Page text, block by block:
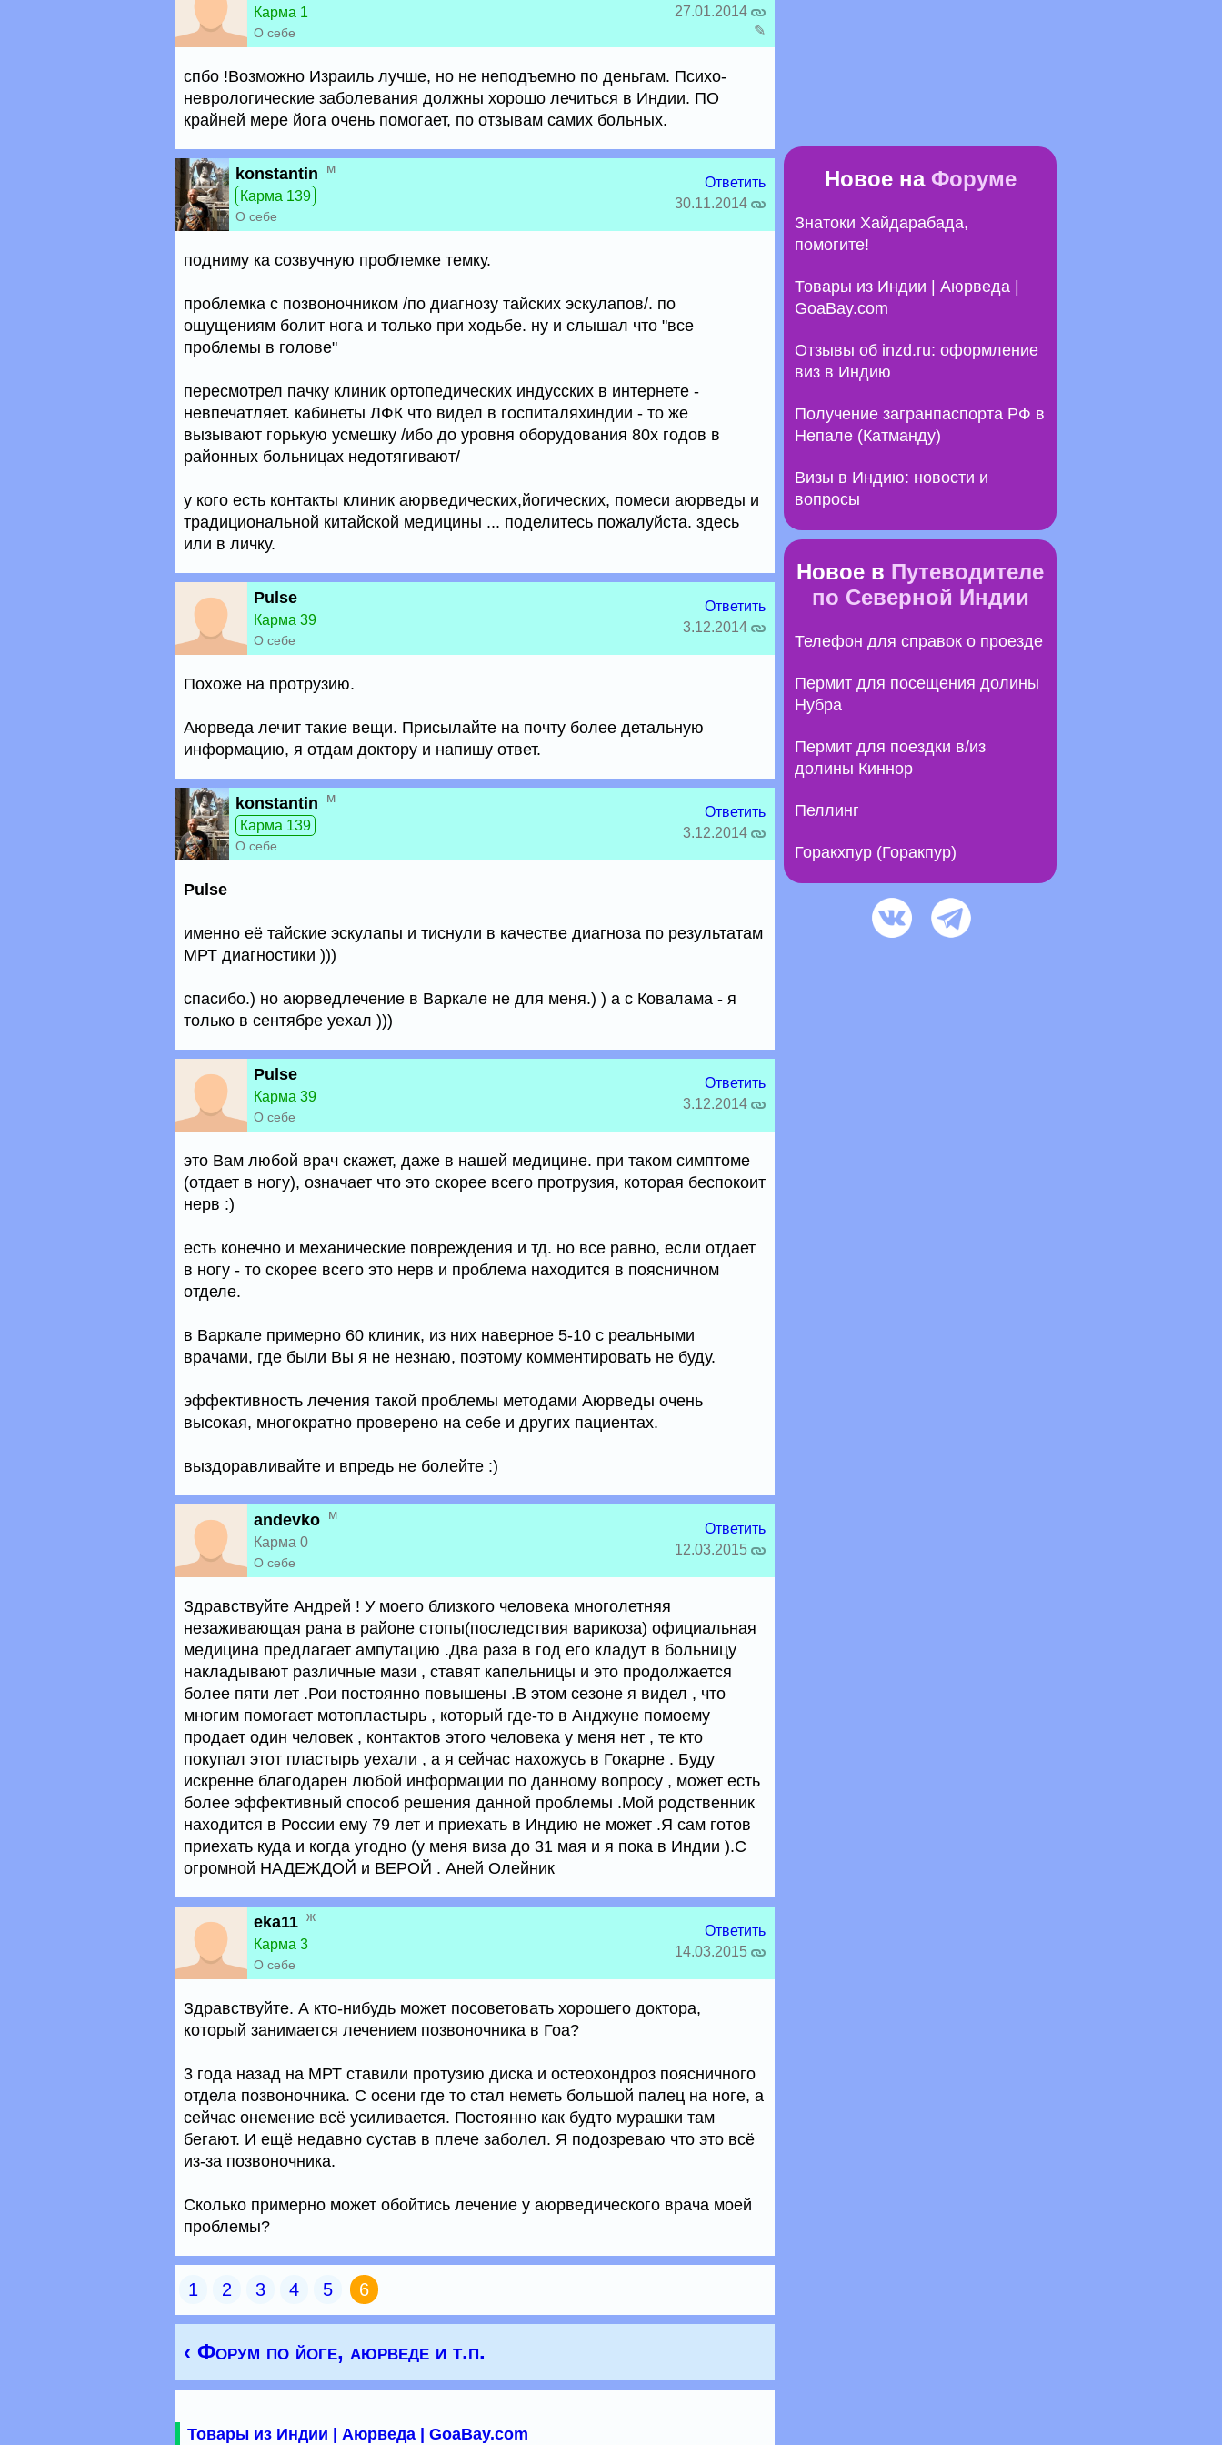
Карма 1
О себе
27.01.2014
✎
спбо !Возможно Израиль лучше, но не неподъемно по деньгам. Психо-
неврологические заболевания должны хорошо лечиться в Индии. ПО
крайней мере йога очень помогает, по отзывам самих больных.
konstantin
м
Карма 139
О себе
Ответить
30.11.2014
подниму ка созвучную проблемке темку.
проблемка с позвоночником /по диагнозу тайских эскулапов/. по
ощущениям болит нога и только при ходьбе. ну и слышал что "все
проблемы в голове"
пересмотрел пачку клиник ортопедических индусских в интернете -
невпечатляет. кабинеты ЛФК что видел в госпиталяхиндии - то же
вызывают горькую усмешку /ибо до уровня оборудования 80х годов в
районных больницах недотягивают/
у кого есть контакты клиник аюрведических,йогических, помеси аюрведы и
традициональной китайской медицины ... поделитесь пожалуйста. здесь
или в личку.
Pulse
Карма 39
О себе
Ответить
3.12.2014
Похоже на протрузию.
Аюрведа лечит такие вещи. Присылайте на почту более детальную
информацию, я отдам доктору и напишу ответ.
konstantin
м
Карма 139
О себе
Ответить
3.12.2014
Pulse
именно её тайские эскулапы и тиснули в качестве диагноза по результатам
МРТ диагностики )))
спасибо.) но аюрведлечение в Варкале не для меня.) ) а с Ковалама - я
только в сентябре уехал )))
Pulse
Карма 39
О себе
Ответить
3.12.2014
это Вам любой врач скажет, даже в нашей медицине. при таком симптоме
(отдает в ногу), означает что это скорее всего протрузия, которая беспокоит
нерв :)
есть конечно и механические повреждения и тд. но все равно, если отдает
в ногу - то скорее всего это нерв и проблема находится в поясничном
отделе.
в Варкале примерно 60 клиник, из них наверное 5-10 с реальными
врачами, где были Вы я не незнаю, поэтому комментировать не буду.
эффективность лечения такой проблемы методами Аюрведы очень
высокая, многократно проверено на себе и других пациентах.
выздоравливайте и впредь не болейте :)
andevko м
Карма 0
О себе
Ответить
12.03.2015
Здравствуйте Андрей ! У моего близкого человека многолетняя
незаживающая рана в районе стопы(последствия варикоза) официальная
медицина предлагает ампутацию .Два раза в год его кладут в больницу
накладывают различные мази , ставят капельницы и это продолжается
более пяти лет .Рои постоянно повышены .В этом сезоне я видел , что
многим помогает мотопластырь , который где-то в Анджуне помоему
продает один человек , контактов этого человека у меня нет , те кто
покупал этот пластырь уехали , а я сейчас нахожусь в Гокарне . Буду
искренне благодарен любой информации по данному вопросу , может есть
более эффективный способ решения данной проблемы .Мой родственник
находится в России ему 79 лет и приехать в Индию не может .Я сам готов
приехать куда и когда угодно (у меня виза до 31 мая и я пока в Индии ).С
огромной НАДЕЖДОЙ и ВЕРОЙ . Аней Олейник
eka11 ж
Карма 3
О себе
Ответить
14.03.2015
Здравствуйте. А кто-нибудь может посоветовать хорошего доктора,
который занимается лечением позвоночника в Гоа?
3 года назад на МРТ ставили протузию диска и остеохондроз поясничного
отдела позвоночника. С осени где то стал неметь большой палец на ноге, а
сейчас онемение всё усиливается. Постоянно как будто мурашки там
бегают. И ещё недавно сустав в плече заболел. Я подозреваю что это всё
из-за позвоночника.
Сколько примерно может обойтись лечение у аюрведического врача моей
проблемы?
1 2 3 4 5 6
‹ Форум по йоге, аюрведе и т.п.
Товары из Индии | Аюрведа | GoaBay.com
Новое на Форуме
Знатоки Хайдарабада,
помогите!
Товары из Индии | Аюрведа |
GoaBay.com
Отзывы об inzd.ru: оформление
виз в Индию
Получение загранпаспорта РФ в
Непале (Катманду)
Визы в Индию: новости и
вопросы
Новое в Путеводителе
по Северной Индии
Телефон для справок о проезде
Пермит для посещения долины
Нубра
Пермит для поездки в/из
долины Киннор
Пеллинг
Горакхпур (Горакпур)